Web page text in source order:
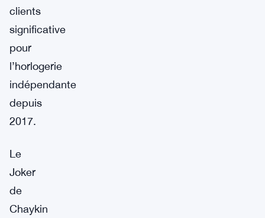
clients
significative
pour
l’horlogerie
indépendante
depuis
2017.
Le
Joker
de
Chaykin